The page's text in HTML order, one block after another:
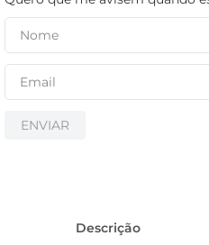
ENVIAR
Descrição
papel higiênico